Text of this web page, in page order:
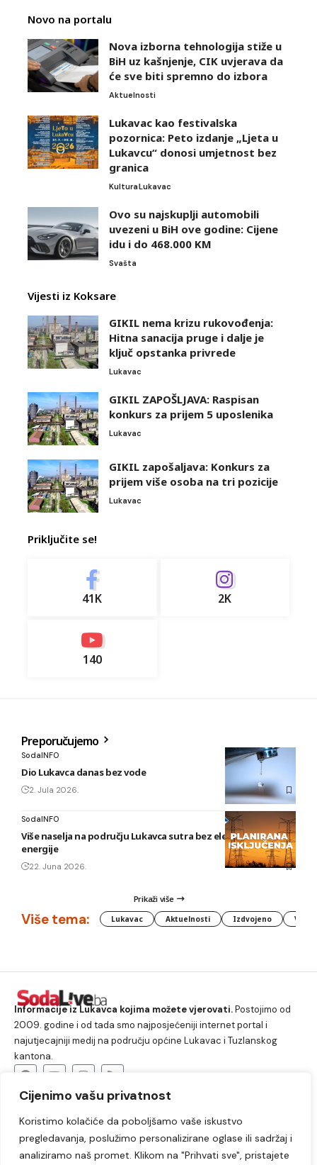
Cijenimo vašu privatnost
Koristimo kolačiće da poboljšamo vaše iskustvo
pregledavanja, poslužimo personalizirane oglase ili sadržaj i
analiziramo naš promet. Klikom na "Prihvati sve", pristajete
Novo na portalu
Nova izborna tehnologija stiže u
BiH uz kašnjenje, CIK uvjerava da
će sve biti spremno do izbora
Aktuelnosti
Lukavac kao festivalska
pozornica: Peto izdanje „Ljeta u
Lukavcu“ donosi umjetnost bez
granica
KulturaLukavac
Ovo su najskuplji automobili
uvezeni u BiH ove godine: Cijene
idu i do 468.000 KM
Svašta
Vijesti iz Koksare
GIKIL nema krizu rukovođenja:
Hitna sanacija pruge i dalje je
ključ opstanka privrede
Lukavac
GIKIL ZAPOŠLJAVA: Raspisan
konkurs za prijem 5 uposlenika
Lukavac
GIKIL zapošaljava: Konkurs za
prijem više osoba na tri pozicije
Lukavac
Priključite se!
41K 2K
140
Preporučujemo
SodaINFO
Dio Lukavca danas bez vode
2. Jula 2026.
SodaINFO
Više naselja na području Lukavca sutra bez električne
energije
22. Juna 2026.
Prikaži više
Više tema: Lukavac Aktuelnosti Izdvojeno
Informacije iz Lukavca kojima možete vjerovati.Postojimo od
2009. godine i od tada smo najposjećeniji internet portal i
najutjecajniji medij na području općine Lukavac i Tuzlanskog
kantona.
Lukavac Društvo Crna hronika
Sport
Kultura
Kolumne Slobodno vrijeme